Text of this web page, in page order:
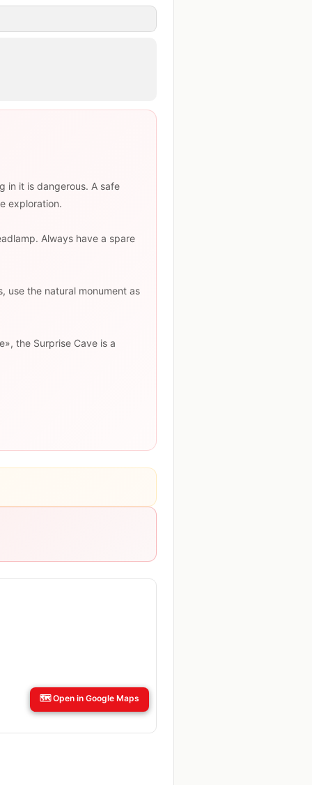
in it is dangerous. A safe
exploration.
Always have a spare
use the natural monument as
the Surprise Cave is a
🗺️Open in Google Maps